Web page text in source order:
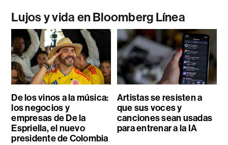
Lujos y vida en Bloomberg Línea
De los vinos a la música:
los negocios y
empresas de De la
Espriella, el nuevo
presidente de Colombia
Artistas se resisten a
que sus voces y
canciones sean usadas
para entrenar a la IA